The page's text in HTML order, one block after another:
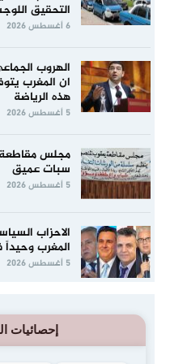
التحقيق
6 أغسطس 2026
الهروب
ان المغرب
هذه الرياضة
5 أغسطس 2026
مجلس
سبات عميق
5 أغسطس 2026
الاحزاب
المغرب وحيداً
5 أغسطس 2026
إحصائيات